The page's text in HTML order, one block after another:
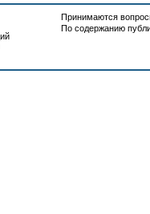
Принимаются
По содержанию